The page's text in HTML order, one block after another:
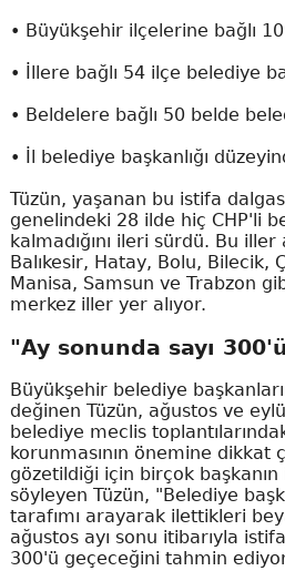
• Büyükşehir ilçelerine bağlı
• İllere bağlı 54 ilçe belediye
• Beldelere bağlı 50 belde
• İl belediye başkanlığı
Tüzün, yaşanan bu istifa
genelindeki 28 ilde hiç CHP'li
kalmadığını ileri sürdü. Bu iller
Balıkesir, Hatay, Bolu, Bilecik,
Manisa, Samsun ve Trabzon
merkez iller yer alıyor.
"Ay sonunda sayı
Büyükşehir belediye
değinen Tüzün, ağustos ve
belediye meclis
korunmasının önemine dikkat
gözetildiği için birçok başkanın
söyleyen Tüzün, "Belediye
tarafımı arayarak ilettikleri
ağustos ayı sonu itibarıyla
300'ü geçeceğini tahmin